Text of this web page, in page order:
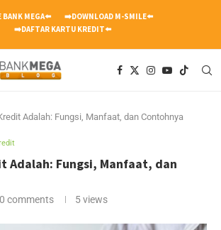
MEGA⬅️
➡️DOWNLOAD M-SMILE⬅️
➡️DAFTAR KARTU KREDIT⬅️
Adalah: Fungsi, Manfaat, dan Contohnya
Adalah: Fungsi, Manfaat, dan
0 comments 5views